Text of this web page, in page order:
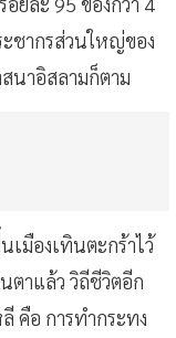
ชากรส่วนใหญ่ของ
นาอิสลามก็ตาม
มืองเทินตะกร้าไว้
าแล้ว วิถีชีวิตอีก
คือ การทำกระทง